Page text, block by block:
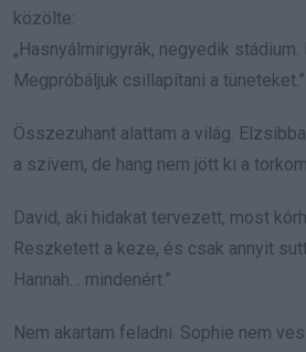
közölte:
„Hasnyálmirigyrák, negyedik stádium.
Megpróbáljuk csillapítani a tüneteket.”
Összezuhant alattam a világ.
a szívem, de hang nem jött ki a
David, aki hidakat tervezett, most
Reszketett a keze, és csak annyit
Hannah… mindenért.”
Nem akartam feladni. Sophie nem